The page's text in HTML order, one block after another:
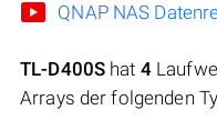
QNAP NAS
TL-D400S hat 4
Arrays der folgenden